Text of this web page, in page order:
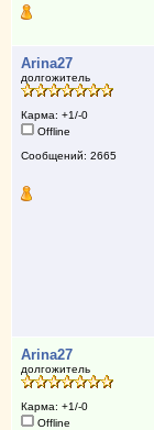
Arina27
долгожитель
Карма: +1/-0
Offline
Сообщений: 2665
Arina27
долгожитель
Карма: +1/-0
Offline